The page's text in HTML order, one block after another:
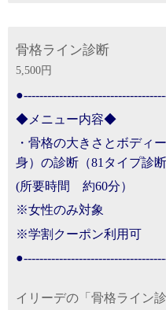
骨格ライン診断
5,500円
◆メニュー内容◆
・骨格の大きさとボディ
身）の診断 （81タイプ診断
(所要時間 約60分）
※女性のみ対象
※学割クーポン利用可
イリーデの「骨格ライン